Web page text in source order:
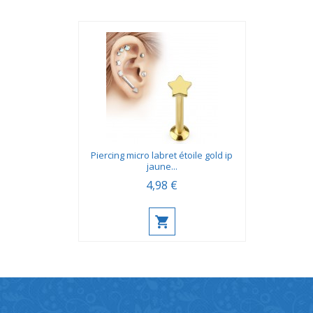
Piercing micro labret étoile gold ip
jaune...
4,98 €